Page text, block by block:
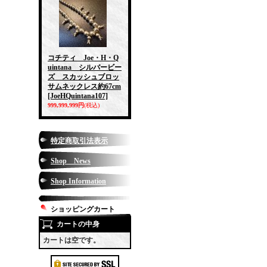
コチティ Joe・H・Q
uintana シルバービー
ズ スカッシュブロッ
サムネックレス約67cm
[JoeHQuintana107]
999,999,999円(税込)
特定商取引法表示
Shop News
Shop Information
ショッピングカート
カートの中身
カートは空です。